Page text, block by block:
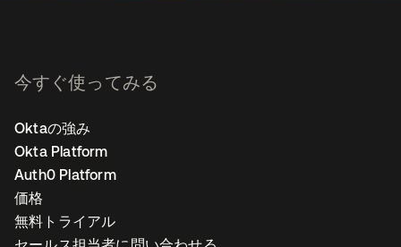
今すぐ使ってみる
Oktaの強み
Okta Platform
Auth0 Platform
価格
無料トライアル